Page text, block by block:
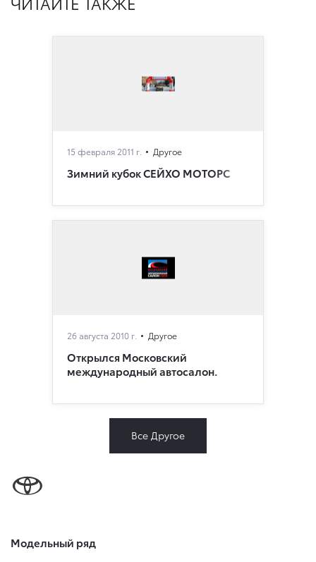
15 февраля 2011 г. Другое
Зимний кубок СЕЙХО МОТОРС
26 августа 2010 г. Другое
Открылся Московский
международный автосалон.
Все Другое
Модельный ряд